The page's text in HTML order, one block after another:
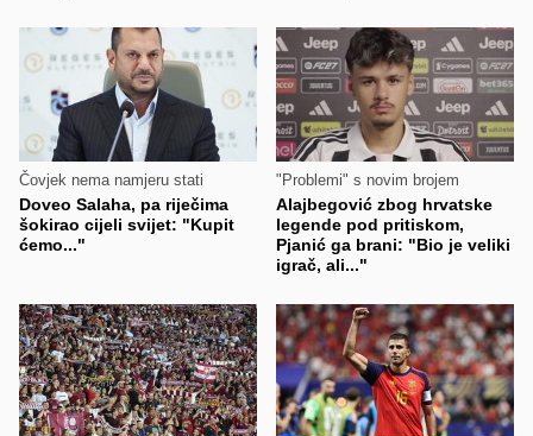
Čovjek nema namjeru stati
Doveo Salaha, pa riječima
šokirao cijeli svijet: "Kupit
ćemo..."
"Problemi" s novim brojem
Alajbegović zbog hrvatske
legende pod pritiskom,
Pjanić ga brani: "Bio je veliki
igrač, ali..."